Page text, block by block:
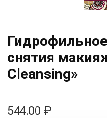
снятия
Cleansing»
544.00 ₽